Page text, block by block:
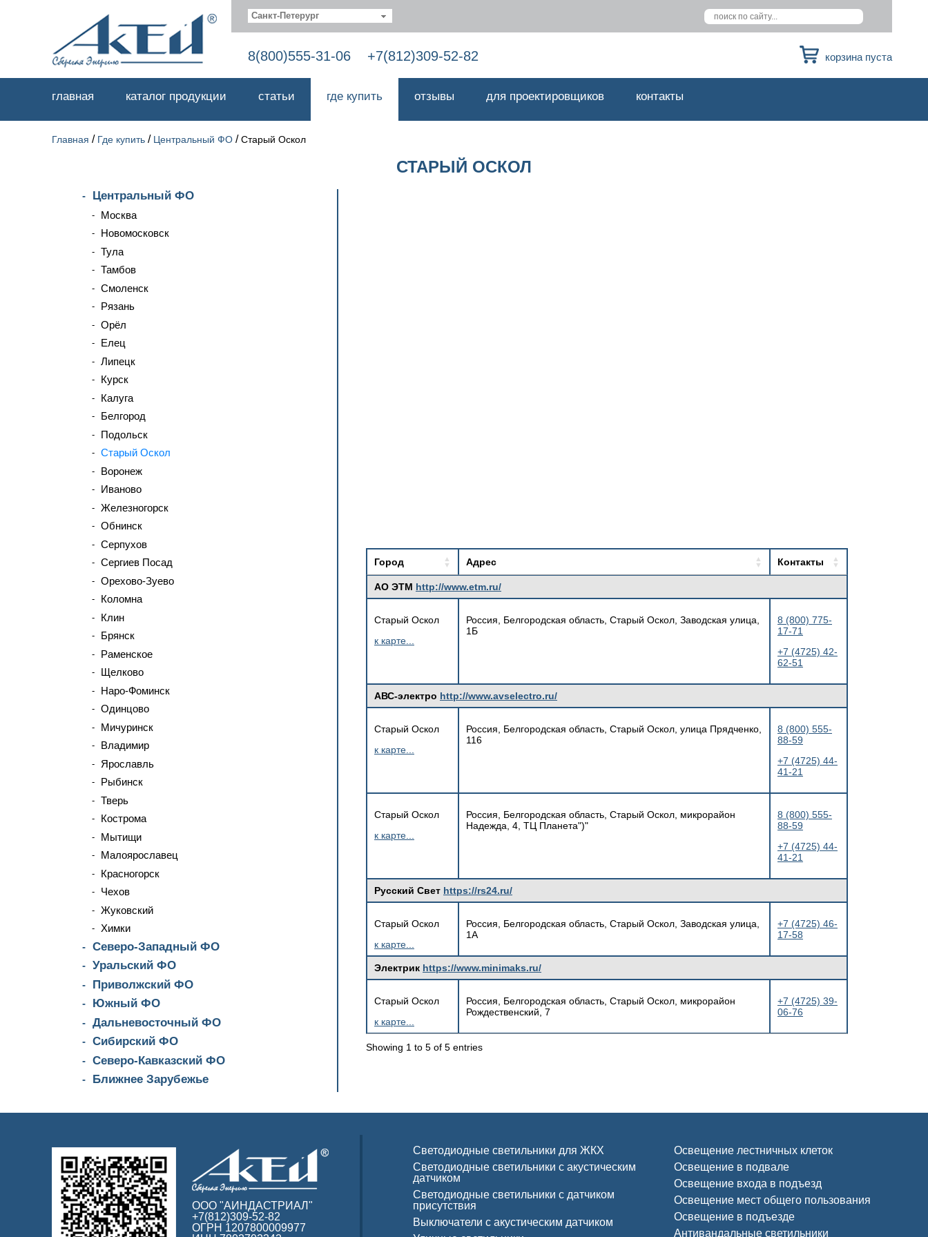
Санкт-Петерург
8(800)555-31-06 +7(812)309-52-82 корзина пуста
главная каталог продукции статьи где купить отзывы для проектировщиков контакты
Главная / Где купить / Центральный ФО /Старый Оскол
СТАРЫЙ ОСКОЛ
Центральный ФО
Москва
Новомосковск
Тула
Тамбов
Смоленск
Рязань
Орёл
Елец
Липецк
Курск
Калуга
Белгород
Подольск
Старый Оскол
Воронеж
Иваново
Железногорск
Обнинск
Серпухов
Сергиев Посад
Орехово-Зуево
Коломна
Клин
Брянск
Раменское
Щелково
Наро-Фоминск
Одинцово
Мичуринск
Владимир
Ярославль
Рыбинск
Тверь
Кострома
Мытищи
Малоярославец
Красногорск
Чехов
Жуковский
Химки
Северо-Западный ФО
Уральский ФО
Приволжский ФО
Южный ФО
Дальневосточный ФО
Сибирский ФО
Северо-Кавказский ФО
Ближнее Зарубежье
Город Адрес Контакты
АО ЭТМ http://www.etm.ru/
Старый Оскол
к карте...
Россия, Белгородская область, Старый Оскол, Заводская улица,
1Б
8 (800) 775-
17-71
+7 (4725) 42-
62-51
АВС-электро http://www.avselectro.ru/
Старый Оскол
к карте...
Россия, Белгородская область, Старый Оскол, улица Прядченко,
116
8 (800) 555-
88-59
+7 (4725) 44-
41-21
Старый Оскол
к карте...
Россия, Белгородская область, Старый Оскол, микрорайон
Надежда, 4, ТЦ Планета")"
8 (800) 555-
88-59
+7 (4725) 44-
41-21
Русский Свет https://rs24.ru/
Старый Оскол
к карте...
Россия, Белгородская область, Старый Оскол, Заводская улица,
1А
+7 (4725) 46-
17-58
Электрик https://www.minimaks.ru/
Старый Оскол
к карте...
Россия, Белгородская область, Старый Оскол, микрорайон
Рождественский, 7
+7 (4725) 39-
06-76
Showing 1 to 5 of 5 entries
ООО "АИНДАСТРИАЛ"
+7(812)309-52-82
ОГРН 1207800009977
Светодиодные светильники для ЖКХ
Светодиодные светильники с акустическим
датчиком
Светодиодные светильники с датчиком
присутствия
Выключатели с акустическим датчиком
Освещение лестничных клеток
Освещение в подвале
Освещение входа в подъезд
Освещение мест общего пользования
Освещение в подъезде
Антивандальные светильники